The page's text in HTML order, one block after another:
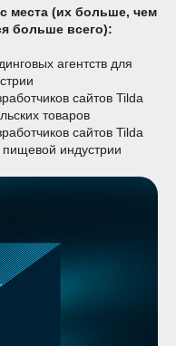
места (их больше, чем
больше всего):
агентств для
сайтов Tilda
товаров
сайтов Tilda
индустрии